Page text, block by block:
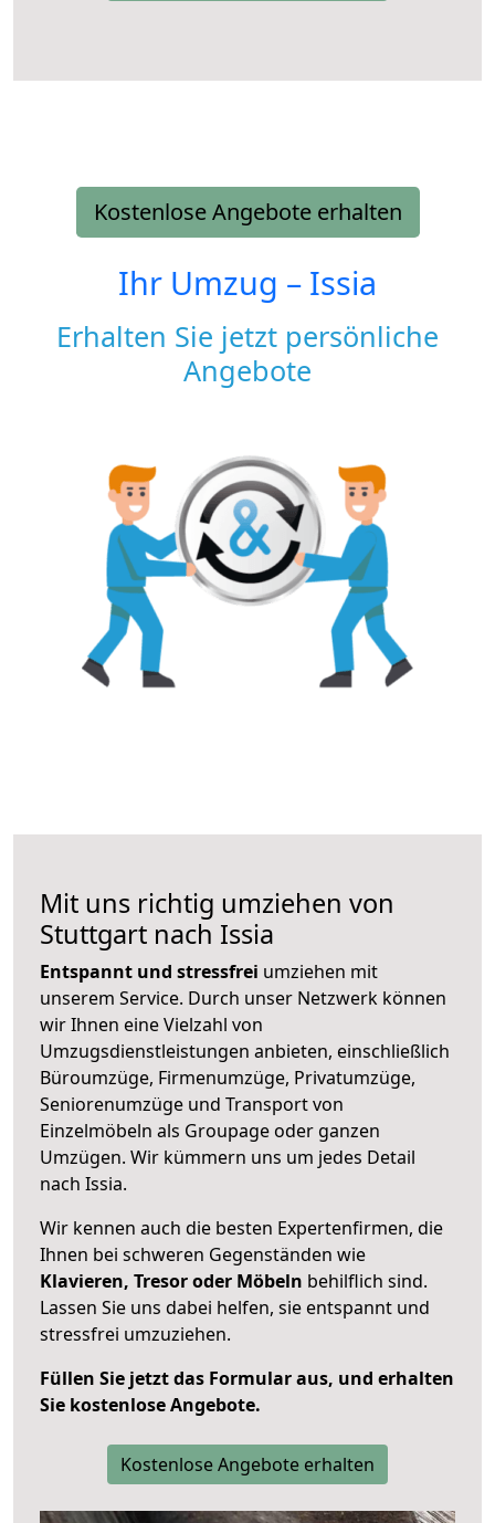
Kostenlose Angebote erhalten
Ihr Umzug – Issia
Erhalten Sie jetzt persönliche
Angebote
Mit uns richtig umziehen von
Stuttgart nach Issia
Entspannt und stressfrei umziehen mit
unserem Service. Durch unser Netzwerk können
wir Ihnen eine Vielzahl von
Umzugsdienstleistungen anbieten, einschließlich
Büroumzüge, Firmenumzüge, Privatumzüge,
Seniorenumzüge und Transport von
Einzelmöbeln als Groupage oder ganzen
Umzügen. Wir kümmern uns um jedes Detail
nach Issia.
Wir kennen auch die besten Expertenfirmen, die
Ihnen bei schweren Gegenständen wie
Klavieren, Tresor oder Möbeln behilflich sind.
Lassen Sie uns dabei helfen, sie entspannt und
stressfrei umzuziehen.
Füllen Sie jetzt das Formular aus, und erhalten
Sie kostenlose Angebote.
Kostenlose Angebote erhalten